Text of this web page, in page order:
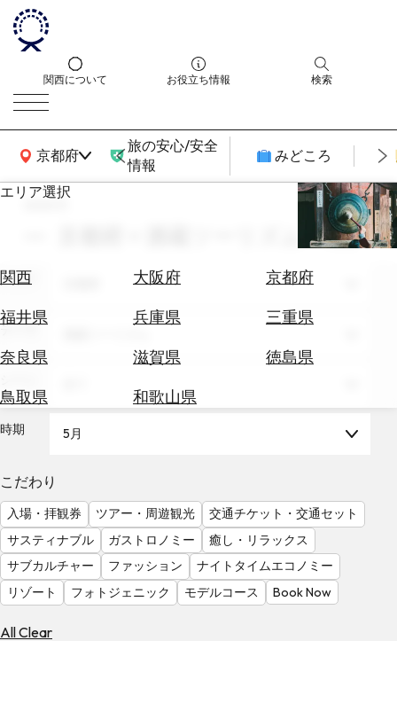
関西について お役立ち情報 検索
京都府
関西広域MAP
旅の安心/安全
情報
みどころ
エリア選択
関西 大阪府
京都府
福井県
兵庫県
三重県
奈良県
滋賀県
徳島県
鳥取県
和歌山県
エ
券
テ
を
調
べ
る
天
気
を
見
る
search
京都府 × 酒蔵ツーリズム × 5月
エリア
テーマ
時期 5月
こだわり
入場・拝観券 ツアー・周遊観光
交通チケット・交通セット
サスティナブル
ガストロノミー
癒し・リラックス
サブカルチャー
ファッション
ナイトタイムエコノミー
リゾート
フォトジェニック モデルコース Book Now
All Clear